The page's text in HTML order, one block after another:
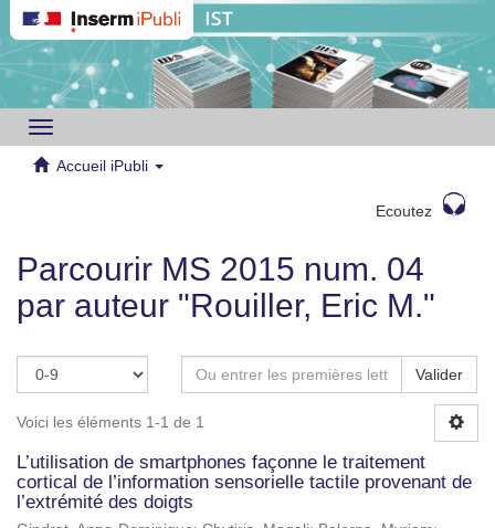
Toggle
navigation
Accueil iPubli
Ecoutez
Parcourir MS 2015 num. 04
par auteur "Rouiller, Eric M."
Valider
Voici les éléments 1-1 de 1
L’utilisation de smartphones façonne le traitement
cortical de l’information sensorielle tactile provenant de
l’extrémité des doigts